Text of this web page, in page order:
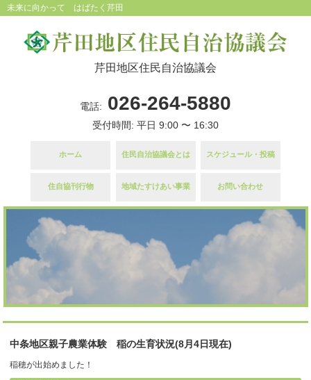
未来に向かって はばたく芹田
芹田地区住民自治協議会
電話: 026-264-5880
受付時間: 平日 9:00 〜 16:30
ホーム 住民自治協議会とは スケジュール・投稿
住自協刊行物 地域たすけあい事業 お問い合わせ
中条地区親子農業体験 稲の生育状況(8月4日現在)
稲穂が出始めました！